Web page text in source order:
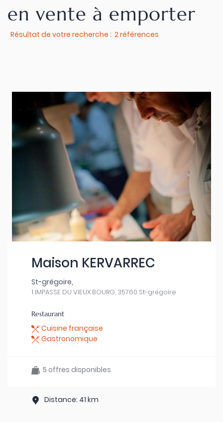
en vente à emporter
Résultat de votre recherche : 2 références
Maison KERVARREC
St-grégoire,
1 IMPASSE DU VIEUX BOURG, 35760 St-grégoire
Restaurant
Cuisine française
Gastronomique
5 offres disponibles
Distance: 41 km